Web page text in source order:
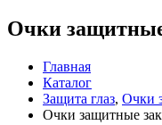
Очки
Главная
Каталог
Защита глаз, Очки
Очки защитные